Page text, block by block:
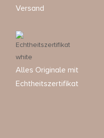
Versand
Alles Originale mit
Echtheitszertifikat